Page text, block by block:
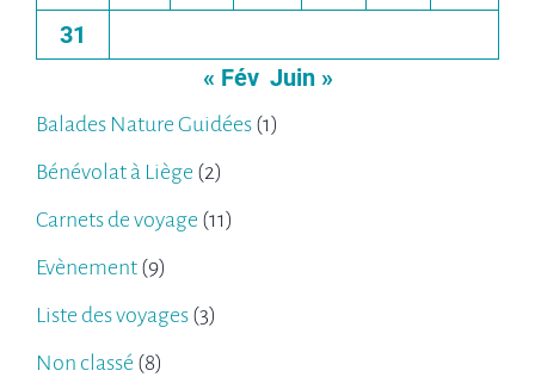
31
« Fév Juin »
Balades Nature Guidées (1)
Bénévolat à Liège (2)
Carnets de voyage (11)
Evènement (9)
Liste des voyages (3)
Non classé (8)